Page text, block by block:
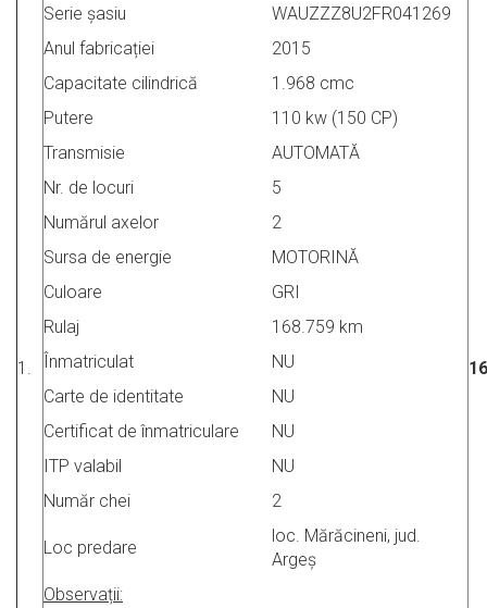
1.
Serie șasiu
WAUZZZ8U2FR041269
Anul fabricației
2015
Capacitate cilindrică
1.968 cmc
Putere
110 kw (150 CP)
Transmisie
AUTOMATĂ
Nr. de locuri
5
Numărul axelor
2
Sursa de energie
MOTORINĂ
Culoare
GRI
Rulaj
168.759 km
Înmatriculat
NU
Carte de identitate
NU
Certificat de înmatriculare
NU
ITP valabil
NU
Număr chei
2
Loc predare
loc. Mărăcineni, jud.
Argeș
Observații: